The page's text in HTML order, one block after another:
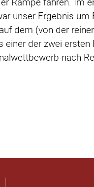
unser Ergebnis
dem (von der
der zwei ersten
nach